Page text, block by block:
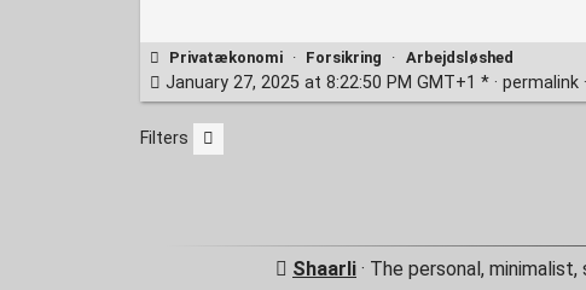
Privatækonomi · Forsikring · Arbejdsløshed
January 27, 2025 at 8:22:50 PM GMT+1 * · permalink ·
Filters
Shaarli · The personal,